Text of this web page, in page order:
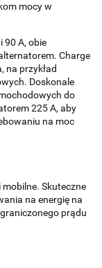
mocy w
90 A, obie
Charge
na przykład
Doskonale
do
225 A, aby
na moc
Skuteczne
na energię na
prądu